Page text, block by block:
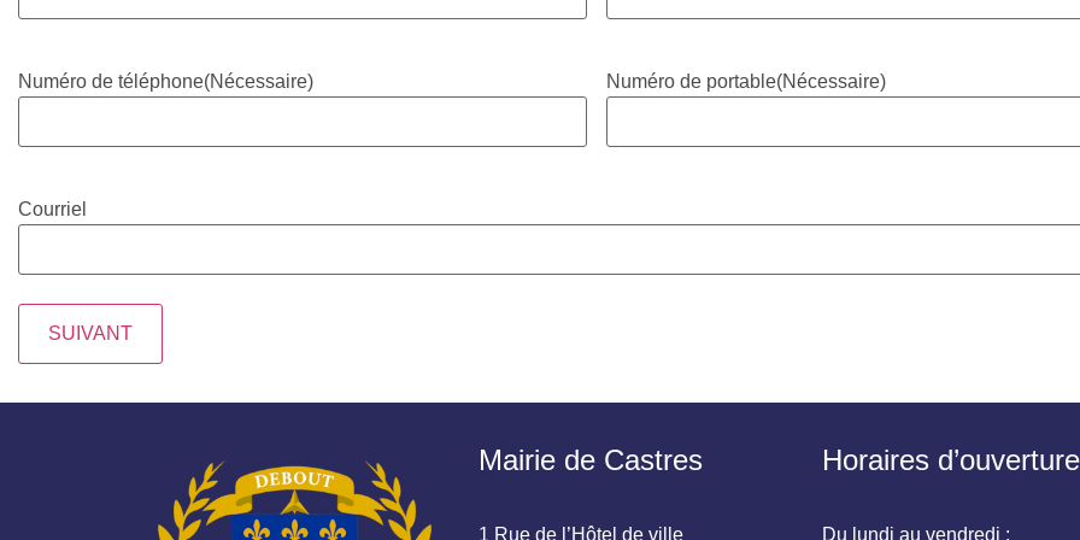
Numéro de téléphone(Nécessaire) Numéro de portable(Nécessaire)
Courriel
Mairie de Castres
1 Rue de l’Hôtel de ville
Horaires d’ouverture
Du lundi au vendredi :